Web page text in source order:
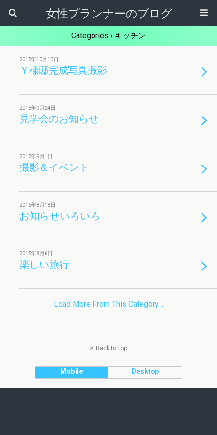
女性プランナーのブログ
Categories › キッチン
2015年10月10日
Ｙ様邸完成写真撮影
2015年9月24日
見学会のお知らせ
2015年9月1日
撮影＆イベント
2015年8月18日
お知らせいろいろ
2015年8月6日
楽しい旅行
Load More From This Category…
Back to top
Mobile Desktop